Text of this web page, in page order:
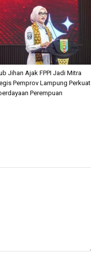
Jihan Ajak FPPI Jadi Mitra
Pemprov Lampung Perkuat
Perempuan